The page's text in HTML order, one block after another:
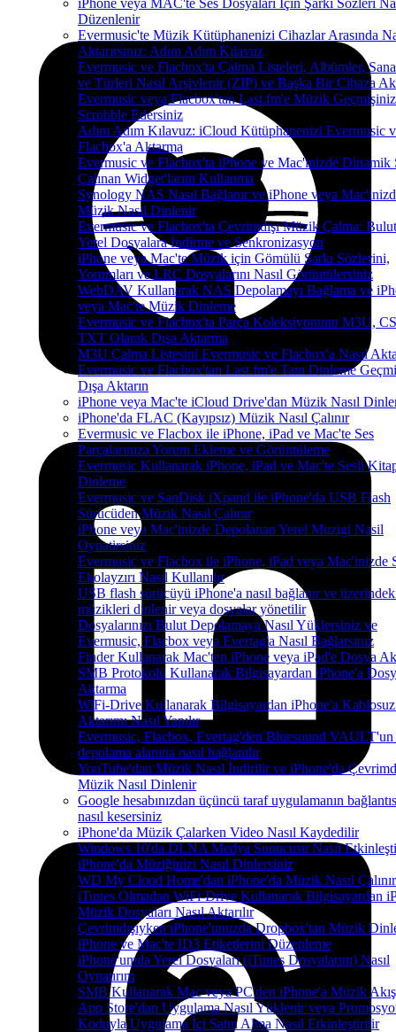
iPhone veya MAC'te Ses Dosyaları İçin Şarkı Sözleri
Düzenlenir
Evermusic'te Müzik Kütüphanenizi Cihazlar Arasında
Aktarırsınız: Adım Adım Kılavuz
Evermusic ve Flacbox'ta Çalma Listeleri, Albümler,
ve Türleri Nasıl Arşivlenir (ZIP) ve Başka Bir Cihaza
Evermusic veya Flacbox'tan Last.fm'e Müzik
Scrobble Edersiniz
Adım Adım Kılavuz: iCloud Kütüphanenizi Evermusic
Flacbox'a Aktarma
Evermusic ve Flacbox'ta iPhone ve Mac'inizde Dinamik
Çalınan Widget'larını Kullanma
Synology NAS Nasıl Bağlanır ve iPhone veya
Müzik Nasıl Dinlenir
Evermusic ve Flacbox'ta Çevrimdışı Müzik Çalma:
Yerel Dosyalara İndirme ve Senkronizasyon
iPhone veya Mac'te Müzik için Gömülü Şarkı Sözlerini,
Yorumları ve LRC Dosyalarını Nasıl Görüntülersiniz
WebDAV Kullanarak NAS Depolamayı Bağlama ve
veya Mac'te Müzik Dinleme
Evermusic ve Flacbox'ta Parça Koleksiyonunu M3U,
TXT Olarak Dışa Aktarma
M3U Çalma Listesini Evermusic ve Flacbox'a Nasıl
Evermusic ve Flacbox'tan Last.fm'e Tam Dinleme
Dışa Aktarın
iPhone veya Mac'te iCloud Drive'dan Müzik Nasıl
iPhone'da FLAC (Kayıpsız) Müzik Nasıl Çalınır
Evermusic ve Flacbox ile iPhone, iPad ve Mac'te Ses
Parçalarınıza Yorum Ekleme ve Görüntüleme
Evermusic Kullanarak iPhone, iPad ve Mac'te Sesli
Dinleme
Evermusic ve SanDisk iXpand ile iPhone'da USB Flash
Sürücüden Müzik Nasıl Çalınır
iPhone veya Mac'inizde Depolanan Yerel Muzigi Nasil
Oynatirsiniz
Evermusic ve Flacbox ile iPhone, iPad veya Mac'inizde
Ekolayzırı Nasıl Kullanılır
USB flash sürücüyü iPhone'a nasıl bağlanır ve
müzikleri dinlenir veya dosyalar yönetilir
Dosyalarınızı Bulut Depolamaya Nasıl Yüklersiniz ve
Evermusic, Flacbox veya Evertag'a Nasıl Bağlarsınız
Finder Kullanarak Mac'ten iPhone veya iPad'e Dosya
SMB Protokolü Kullanarak Bilgisayardan iPhone'a
Aktarma
WiFi-Drive Kullanarak Bilgisayardan iPhone'a
Aktarımı Nasıl Yapılır
Evermusic, Flacbox, Evertag'den Bluesound
depolama alanına nasıl bağlanılır
YouTube'dan Müzik Nasıl İndirilir ve iPhone'da
Müzik Nasıl Dinlenir
Google hesabınızdan üçüncü taraf uygulamanın
nasıl kesersiniz
iPhone'da Müzik Çalarken Video Nasıl Kaydedilir
Windows 10'da DLNA Medya Sunucusu Nasıl
iPhone'da Müziğinizi Nasıl Dinlersiniz
WD My Cloud Home'dan iPhone'da Müzik Nasıl Çalınır
iTunes Olmadan WiFi-Drive Kullanarak Bilgisayardan
Müzik Dosyaları Nasıl Aktarılır
Çevrimdışıyken iPhone'unuzda Dropbox'tan Müzik
iPhone ve Mac'te ID3 Etiketlerini Düzenleme
iPhone'umda Yerel Dosyaları (iTunes Dosyalarını) Nasıl
Oynatırım
SMB Kullanarak Mac veya PC'den iPhone'a Müzik
App Store'dan Uygulama Nasıl Yüklenir veya
Koduyla Uygulama İçi Satın Alma Nasıl Etkinleştirilir